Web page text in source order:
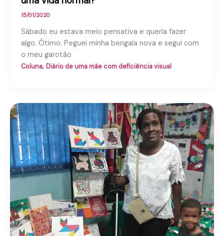
15/01/2020
Sábado eu estava meio pensativa e queria fazer
algo. Ótimo. Peguei minha bengala nova e segui com
o meu garotão
Coluna, Diário de uma mãe com deficiência visual